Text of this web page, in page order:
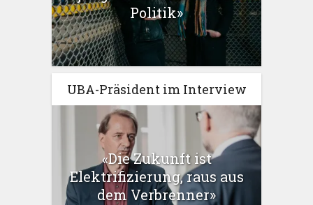
Politik»
UBA-Präsident im Interview
«Die Zukunft ist
Elektrifizierung, raus aus
dem Verbrenner»